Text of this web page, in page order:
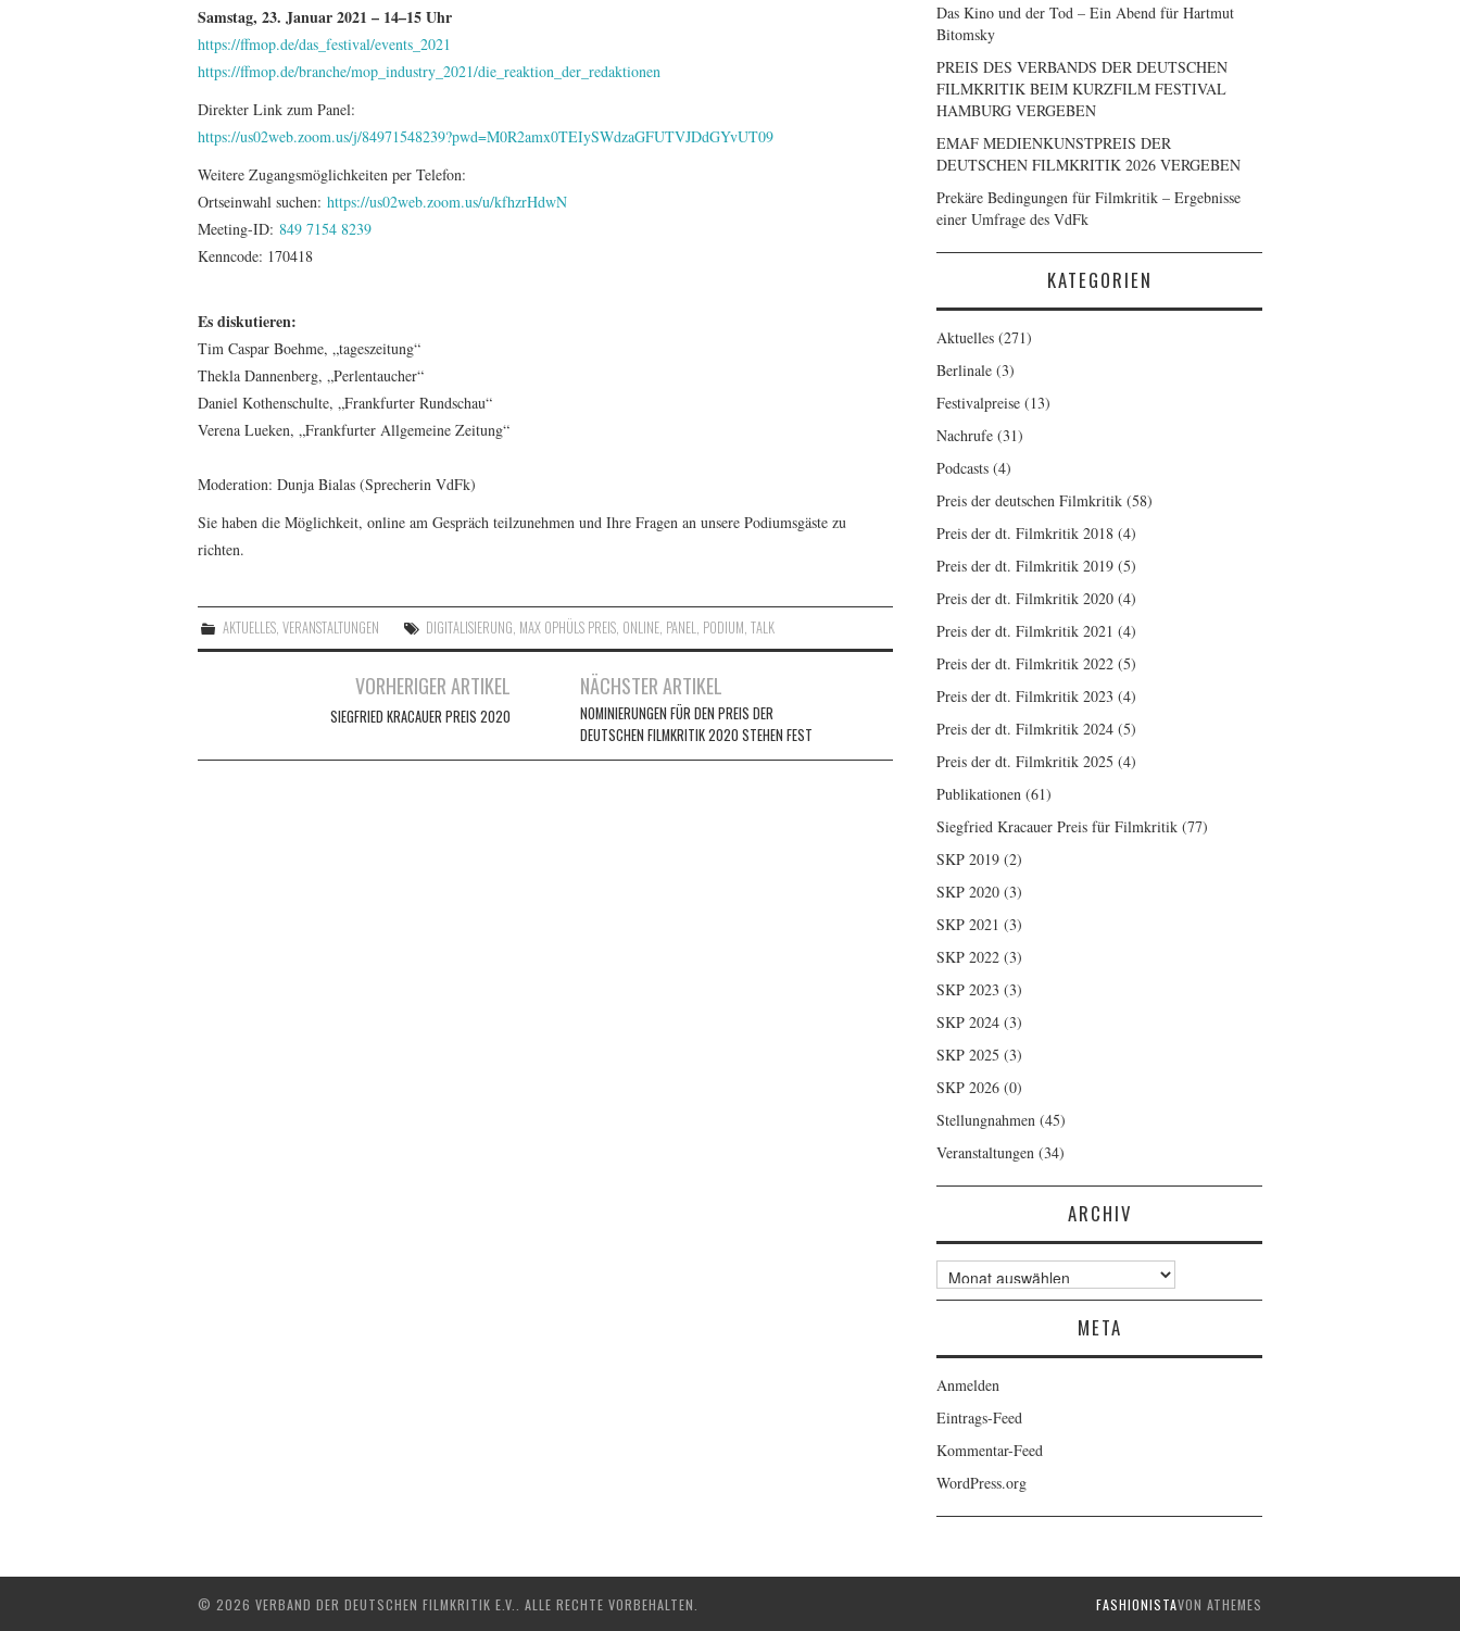
Samstag, 23. Januar 2021 – 14–15 Uhr
https://ffmop.de/das_festival/events_2021
https://ffmop.de/branche/mop_industry_2021/die_reaktion_der_redaktionen
Direkter Link zum Panel:
https://us02web.zoom.us/j/84971548239?pwd=M0R2amx0TEIySWdzaGFUTVJDdGYvUT09
Weitere Zugangsmöglichkeiten per Telefon:
Ortseinwahl suchen: https://us02web.zoom.us/u/kfhzrHdwN
Meeting-ID: 849 7154 8239
Kenncode: 170418
Es diskutieren:
Tim Caspar Boehme, „tageszeitung“
Thekla Dannenberg, „Perlentaucher“
Daniel Kothenschulte, „Frankfurter Rundschau“
Verena Lueken, „Frankfurter Allgemeine Zeitung“
Moderation: Dunja Bialas (Sprecherin VdFk)
Sie haben die Möglichkeit, online am Gespräch teilzunehmen und Ihre Fragen an unsere Podiumsgäste zu
richten.
AKTUELLES,VERANSTALTUNGEN DIGITALISIERUNG, MAX OPHÜLS PREIS, ONLINE, PANEL, PODIUM,TALK
VORHERIGER ARTIKEL
SIEGFRIED KRACAUER PREIS 2020
NÄCHSTER ARTIKEL
NOMINIERUNGEN FÜR DEN PREIS DER
DEUTSCHEN FILMKRITIK 2020 STEHEN FEST
Das Kino und der Tod – Ein Abend für Hartmut
Bitomsky
PREIS DES VERBANDS DER DEUTSCHEN
FILMKRITIK BEIM KURZFILM FESTIVAL
HAMBURG VERGEBEN
EMAF MEDIENKUNSTPREIS DER
DEUTSCHEN FILMKRITIK 2026 VERGEBEN
Prekäre Bedingungen für Filmkritik – Ergebnisse
einer Umfrage des VdFk
KATEGORIEN
Aktuelles (271)
Berlinale (3)
Festivalpreise (13)
Nachrufe (31)
Podcasts (4)
Preis der deutschen Filmkritik (58)
Preis der dt. Filmkritik 2018 (4)
Preis der dt. Filmkritik 2019 (5)
Preis der dt. Filmkritik 2020 (4)
Preis der dt. Filmkritik 2021 (4)
Preis der dt. Filmkritik 2022 (5)
Preis der dt. Filmkritik 2023 (4)
Preis der dt. Filmkritik 2024 (5)
Preis der dt. Filmkritik 2025 (4)
Publikationen (61)
Siegfried Kracauer Preis für Filmkritik (77)
SKP 2019 (2)
SKP 2020 (3)
SKP 2021 (3)
SKP 2022 (3)
SKP 2023 (3)
SKP 2024 (3)
SKP 2025 (3)
SKP 2026 (0)
Stellungnahmen (45)
Veranstaltungen (34)
ARCHIV
Archiv
META
Anmelden
Eintrags-Feed
Kommentar-Feed
WordPress.org
© 2026 VERBAND DER DEUTSCHEN FILMKRITIK E.V.. ALLE RECHTE VORBEHALTEN. FASHIONISTAVON ATHEMES